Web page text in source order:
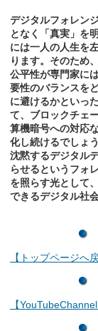
デジタルフォレン
となく「真実」を
には一人の人生を
ります。そのため
公平性が専門家に
要性のバランスを
に避けるかといっ
て、ブロックチェ
算機暗号への対応
化し続けるでしょ
沈黙するデジタル
らせるというフォ
を照らす光として
できるデジタル社
【トップページへ戻
【YouTubeChannel